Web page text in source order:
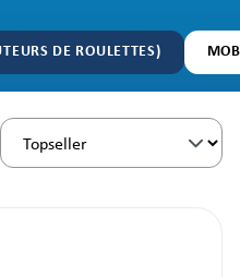
DE ROULETTES)